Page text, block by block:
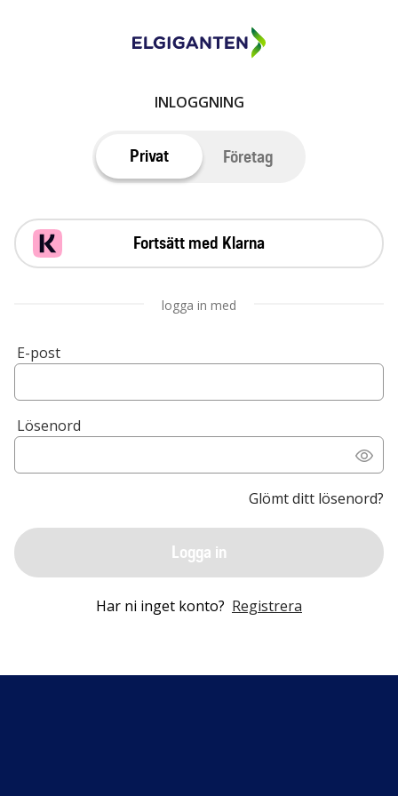
INLOGGNING
Privat Företag
Fortsätt med Klarna
logga in med
E-post
Lösenord
Glömt ditt lösenord?
Logga in
Har ni inget konto? Registrera